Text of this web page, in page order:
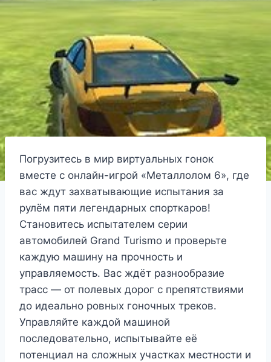
Погрузитесь в мир виртуальных гонок
вместе с онлайн-игрой «Металлолом 6», где
вас ждут захватывающие испытания за
рулём пяти легендарных спорткаров!
Становитесь испытателем серии
автомобилей Grand Turismo и проверьте
каждую машину на прочность и
управляемость. Вас ждёт разнообразие
трасс — от полевых дорог с препятствиями
до идеально ровных гоночных треков.
Управляйте каждой машиной
последовательно, испытывайте её
потенциал на сложных участках местности и